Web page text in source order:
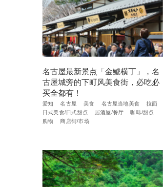
名古屋最新景点「金鯱横丁」，名
古屋城旁的下町风美食街，必吃必
买全都有！
爱知 名古屋 美食 名古屋当地美食
拉面
日式美食/日式甜点
居酒屋/餐厅
咖啡/甜点
购物
商店街/市场